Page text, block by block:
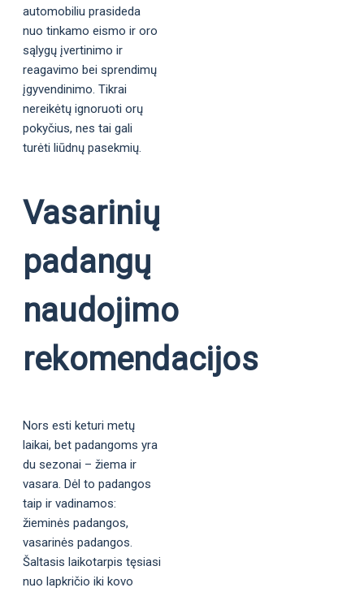
automobiliu prasideda
nuo tinkamo eismo ir oro
sąlygų įvertinimo ir
reagavimo bei sprendimų
įgyvendinimo. Tikrai
nereikėtų ignoruoti orų
pokyčius, nes tai gali
turėti liūdnų pasekmių.
Vasarinių
padangų
naudojimo
rekomendacijos
Nors esti keturi metų
laikai, bet padangoms yra
du sezonai – žiema ir
vasara. Dėl to padangos
taip ir vadinamos:
žieminės padangos,
vasarinės padangos.
Šaltasis laikotarpis tęsiasi
nuo lapkričio iki kovo